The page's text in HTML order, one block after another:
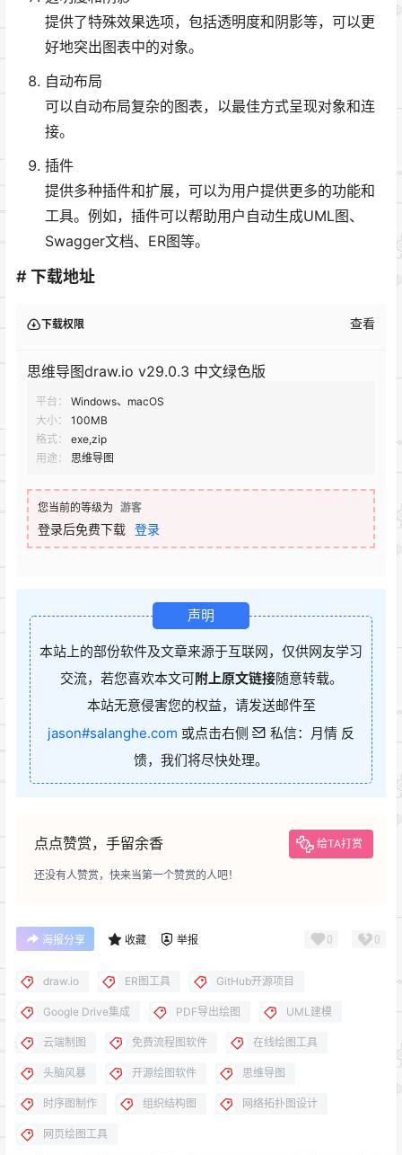
提供了特殊效果选项，包括透明度和阴影等，可以更
好地突出图表中的对象。
自动布局
可以自动布局复杂的图表，以最佳方式呈现对象和连
接。
插件
提供多种插件和扩展，可以为用户提供更多的功能和
工具。例如，插件可以帮助用户自动生成UML图、
Swagger文档、ER图等。
# 下载地址
下载权限 查看
思维导图draw.io v29.0.3 中文绿色版
平台：
Windows、macOS
大小：
100MB
格式：
exe,zip
用途：
思维导图
您当前的等级为 游客
登录后免费下载 登录
声明
本站上的部份软件及文章来源于互联网，仅供网友学习
交流，若您喜欢本文可附上原文链接随意转载。
本站无意侵害您的权益，请发送邮件至
jason#salanghe.com 或点击右侧
私信：月情 反
馈，我们将尽快处理。
点点赞赏，手留余香 给TA打赏
还没有人赞赏，快来当第一个赞赏的人吧！
海报分享 收藏 举报 0 0
draw.io ER图工具 GitHub开源项目
Google Drive集成 PDF导出绘图 UML建模
云端制图 免费流程图软件 在线绘图工具
头脑风暴 开源绘图软件 思维导图
时序图制作 组织结构图 网络拓扑图设计
网页绘图工具